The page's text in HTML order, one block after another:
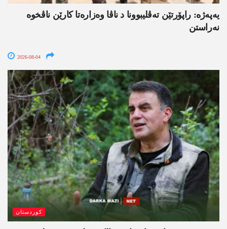
یەپەژە: راپۆرتێن تەڤلیبوونا د ناڤا وەزارەتا کارێن ناڤخوە
نەراستن
2026-08-04
کوردستان